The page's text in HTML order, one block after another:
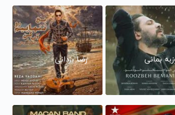
بمانی رضا یزدانی